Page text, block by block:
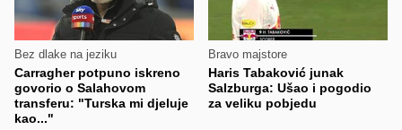
Bez dlake na jeziku
Carragher potpuno iskreno
govorio o Salahovom
transferu: "Turska mi djeluje
kao..."
Bravo majstore
Haris Tabaković junak
Salzburga: Ušao i pogodio
za veliku pobjedu